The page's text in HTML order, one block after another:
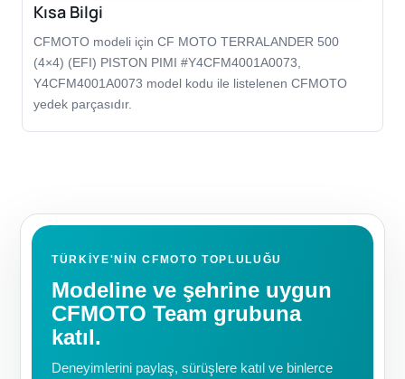
Kısa Bilgi
CFMOTO modeli için CF MOTO TERRALANDER 500
(4×4) (EFI) PISTON PIMI #Y4CFM4001A0073,
Y4CFM4001A0073 model kodu ile listelenen CFMOTO
yedek parçasıdır.
TÜRKIYE'NIN CFMOTO TOPLULUĞU
Modeline ve şehrine uygun
CFMOTO Team grubuna
katıl.
Deneyimlerini paylaş, sürüşlere katıl ve binlerce